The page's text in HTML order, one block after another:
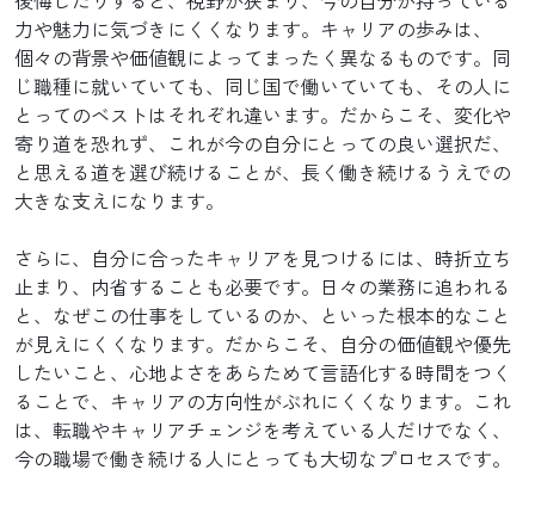
力や魅力に気づきにくくなります。キャリアの歩みは、
個々の背景や価値観によってまったく異なるものです。同
じ職種に就いていても、同じ国で働いていても、その人に
とってのベストはそれぞれ違います。だからこそ、変化や
寄り道を恐れず、これが今の自分にとっての良い選択だ、
と思える道を選び続けることが、長く働き続けるうえでの
大きな支えになります。
さらに、自分に合ったキャリアを見つけるには、時折立ち
止まり、内省することも必要です。日々の業務に追われる
と、なぜこの仕事をしているのか、といった根本的なこと
が見えにくくなります。だからこそ、自分の価値観や優先
したいこと、心地よさをあらためて言語化する時間をつく
ることで、キャリアの方向性がぶれにくくなります。これ
は、転職やキャリアチェンジを考えている人だけでなく、
今の職場で働き続ける人にとっても大切なプロセスです。